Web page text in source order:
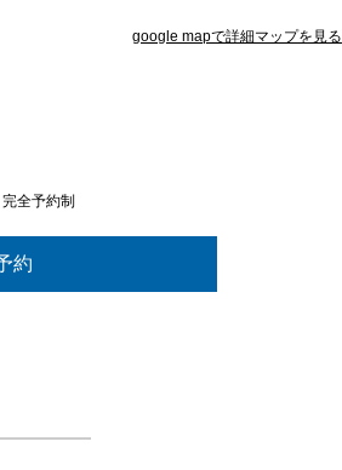
google mapで詳細マップを見る
全予約制
約